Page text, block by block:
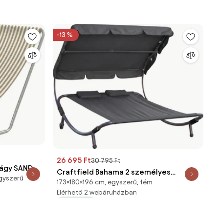
SAND
-13 %
26 695 Ft30 795 Ft
Craftfield Bahama 2 személyes
pihenőágy, fekete
173×180×196 cm, egyszerű, fém
Elérhető 2 webáruházban